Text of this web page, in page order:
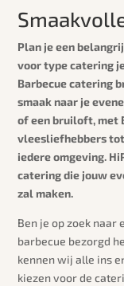
Plan je een
voor type catering
Barbecue catering
smaak naar je
of een bruiloft, met
vleesliefhebbers tot
iedere omgeving.
catering die jouw
zal maken.
Ben je op zoek naar
barbecue bezorgd
kennen wij alle ins
kiezen voor de